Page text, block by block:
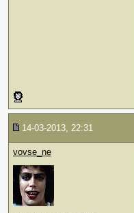
14-03-2013, 22:31
vovse_ne